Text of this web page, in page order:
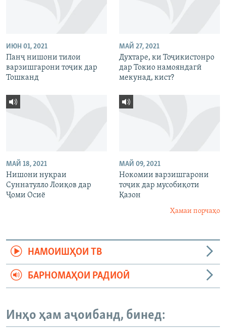
ИЮН 01, 2021
Панҷ нишони тилои
варзишгарони тоҷик дар
Тошканд
МАЙ 27, 2021
Духтаре, ки Тоҷикистонро
дар Токио намояндагӣ
мекунад, кист?
МАЙ 18, 2021
Нишони нуқраи
Суннатулло Лоиқов дар
Ҷоми Осиё
МАЙ 09, 2021
Нокомии варзишгарони
тоҷик дар мусобиқоти
Қазон
Ҳамаи порчаҳо
НАМОИШҲОИ ТВ
БАРНОМАҲОИ РАДИОӢ
Инҳо ҳам аҷоибанд, бинед: